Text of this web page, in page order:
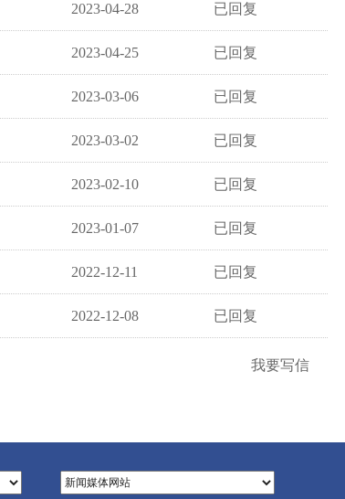
2023-04-28 已回复
2023-04-25 已回复
2023-03-06 已回复
2023-03-02 已回复
2023-02-10 已回复
2023-01-07 已回复
2022-12-11 已回复
2022-12-08 已回复
我要写信